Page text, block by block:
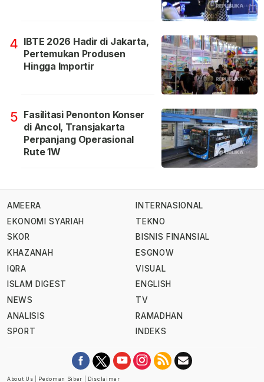
4 IBTE 2026 Hadir di Jakarta,
Pertemukan Produsen
Hingga Importir
5 Fasilitasi Penonton Konser
di Ancol, Transjakarta
Perpanjang Operasional
Rute 1W
AMEERA
EKONOMI SYARIAH
SKOR
KHAZANAH
IQRA
ISLAM DIGEST
NEWS
ANALISIS
SPORT
INTERNASIONAL
TEKNO
BISNIS FINANSIAL
ESGNOW
VISUAL
ENGLISH
TV
RAMADHAN
INDEKS
About Us Pedoman Siber Disclaimer